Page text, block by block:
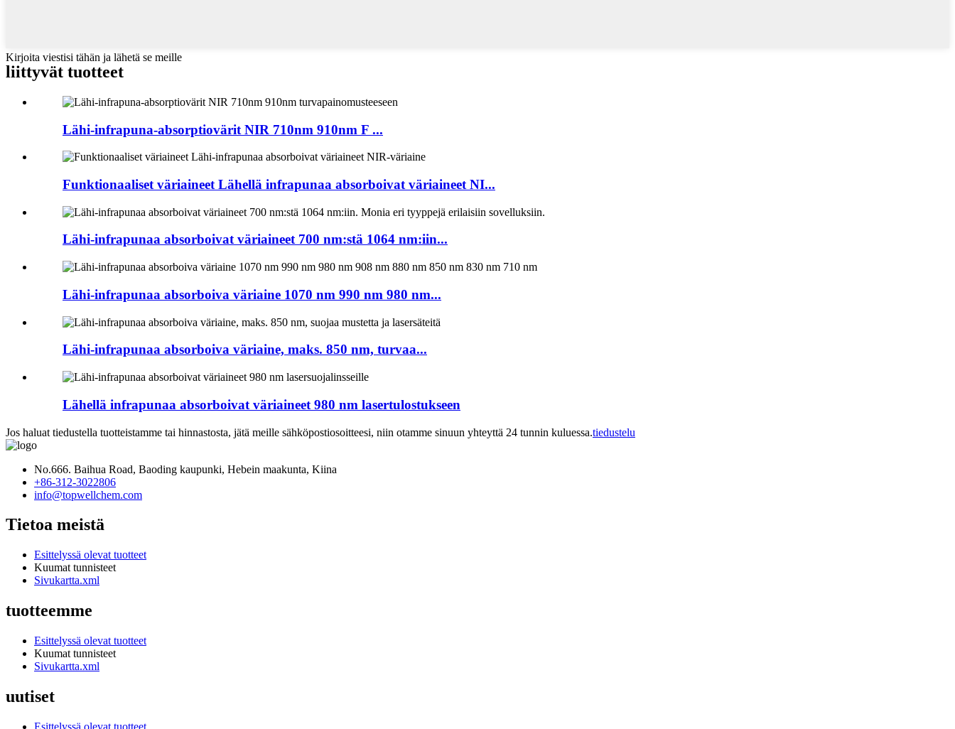
Kirjoita viestisi tähän ja lähetä se meille
liittyvät tuotteet
Lähi-infrapuna-absorptiovärit NIR 710nm 910nm F ...
Funktionaaliset väriaineet Lähellä infrapunaa absorboivat väriaineet NI...
Lähi-infrapunaa absorboivat väriaineet 700 nm:stä 1064 nm:iin...
Lähi-infrapunaa absorboiva väriaine 1070 nm 990 nm 980 nm...
Lähi-infrapunaa absorboiva väriaine, maks. 850 nm, turvaa...
Lähellä infrapunaa absorboivat väriaineet 980 nm lasertulostukseen
Jos haluat tiedustella tuotteistamme tai hinnastosta, jätä meille sähköpostiosoitteesi, niin otamme sinuun yhteyttä 24 tunnin kuluessa.tiedustelu
No.666. Baihua Road, Baoding kaupunki, Hebein maakunta, Kiina
+86-312-3022806
info@topwellchem.com
Tietoa meistä
Esittelyssä olevat tuotteet
Kuumat tunnisteet
Sivukartta.xml
tuotteemme
Esittelyssä olevat tuotteet
Kuumat tunnisteet
Sivukartta.xml
uutiset
Esittelyssä olevat tuotteet